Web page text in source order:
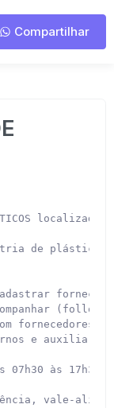
Compartilhar
de
(follow-
fornecedores
e auxiliar nas
07h30 às